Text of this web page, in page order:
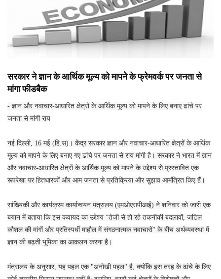
सरकार ने ज्ञान के आर्थिक मूल्य को मापने के फ्रेमवर्क पर जनता से
मांगा फीडबैक
- ज्ञान और नवाचार-आधारित क्षेत्रों के आर्थिक मूल्य को मापने के लिए बनाए ढांचे पर
जनता से मांगी राय
नई दिल्ली, 16 मई (हि.स)। केंद्र सरकार ज्ञान और नवाचार-आधारित क्षेत्रों के आर्थिक
मूल्य को मापने के लिए बनाए गए ढांचे पर जनता से राय मांगी है। सरकार ने भारत में ज्ञान
और नवाचार-आधारित क्षेत्रों के आर्थिक मूल्य को मापने के उद्देश्य से प्रस्तावित एक
रूपरेखा पर हितधारकों और आम जनता से प्रतिक्रिया और सुझाव आमंत्रित किए हैं।
सांख्यिकी और कार्यक्रम कार्यान्वयन मंत्रालय (एमओएसपीआई) ने शनिवार को जारी एक
बयान में बताया कि इस कवायद का उद्देश्य "तेजी से हो रहे तकनीकी बदलावों, जटिल
कौशल की मांगों और प्रतिस्पर्धी माहौल में संगठनात्मक नवाचारों" के बीच अर्थव्यवस्था में
ज्ञान की बढ़ती भूमिका का आकलन करना है।
मंत्रालय के अनुसार, यह पहल एक "अनोखी पहल" है, क्योंकि इस तरह के ढांचे के लिए